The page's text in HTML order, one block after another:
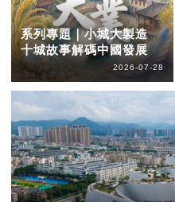
系列專題｜小城大製造
十城故事解碼中國發展
2026-07-28